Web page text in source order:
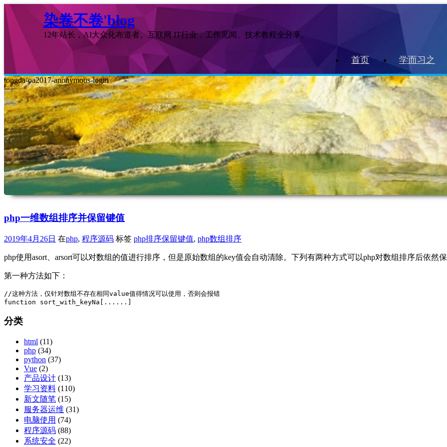
染卷不卷'blog
12年站长，AI大众化布道者。互联网 IT行业，工作见闻、技术教程全分享。
首页 学而习之
tongda-oa2017-anonymous-login
php一维数组排序并保留键值
2019年4月26日 在php, 程序源码 标签 php排序保留键值, php数组排序
php使用asort、arsort可以对数组的值进行排序，但是原始数组的key值会自动清除。下列有两种方式可以php对数组排序后依然
第一种方法如下：
//这种方法，仅针对数组不存在相同value值得情况可以使用，否则会报错
function sort_with_keyNa[......]
分类
html (11)
php (34)
python (37)
Vue (2)
产品设计 (13)
学习资料 (110)
新文随笔 (15)
服务器运维 (31)
电脑使用 (74)
程序源码 (88)
系统安全 (22)